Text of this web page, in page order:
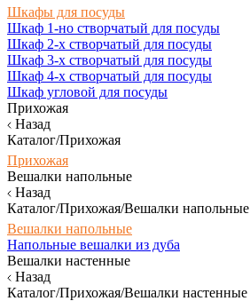
Шкафы для посуды
Шкаф 1-но створчатый для посуды
Шкаф 2-х створчатый для посуды
Шкаф 3-х створчатый для посуды
Шкаф 4-х створчатый для посуды
Шкаф угловой для посуды
Прихожая
Назад
Каталог/Прихожая
Прихожая
Вешалки напольные
Назад
Каталог/Прихожая/Вешалки напольные
Вешалки напольные
Напольные вешалки из дуба
Вешалки настенные
Назад
Каталог/Прихожая/Вешалки настенные